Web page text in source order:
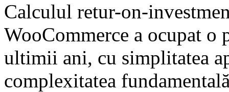
Calculul retur-on-
WooCommerce a ocupat
ultimii ani, cu simplitatea
complexitatea